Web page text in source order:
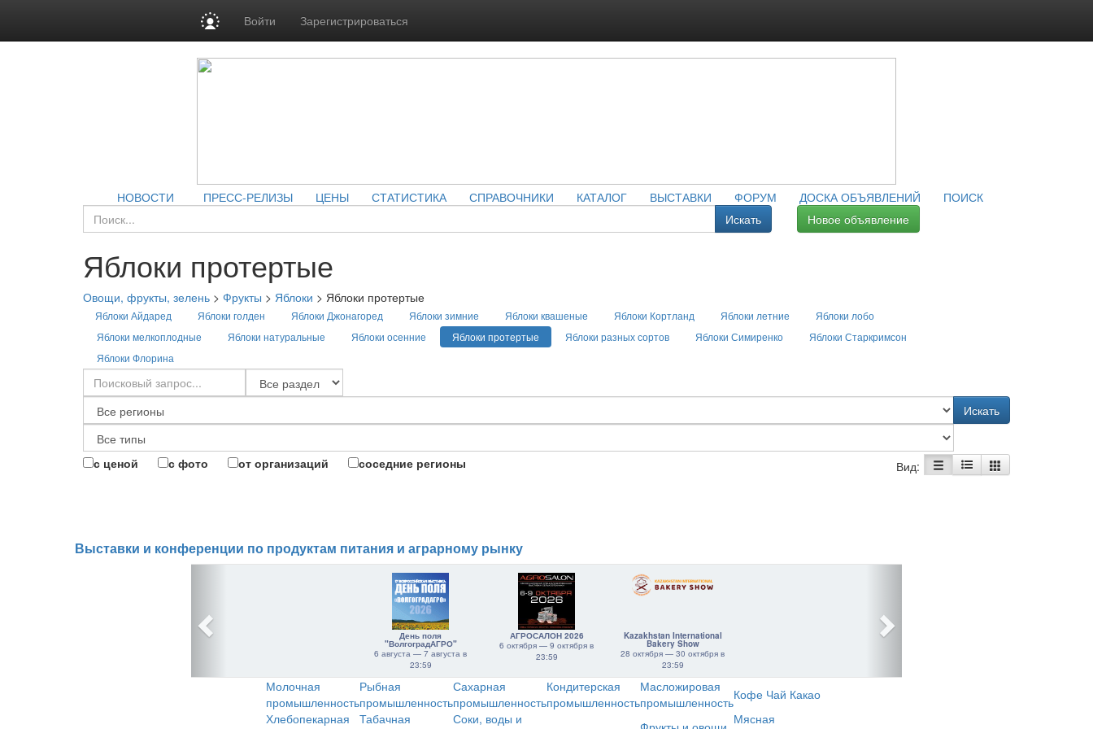
Войти Зарегистрироваться
НОВОСТИ ПРЕСС-РЕЛИЗЫ ЦЕНЫ СТАТИСТИКА СПРАВОЧНИКИ КАТАЛОГ ВЫСТАВКИ ФОРУМ ДОСКА ОБЪЯВЛЕНИЙ
ПОИСК
Искать
Новое объявление
Яблоки протертые
Овощи, фрукты, зелень > Фрукты > Яблоки > Яблоки протертые
Яблоки Айдаред Яблоки голден Яблоки Джонагоред Яблоки зимние Яблоки квашеные Яблоки Кортланд Яблоки летние
Яблоки лобо
Яблоки мелкоплодные
Яблоки натуральные Яблоки осенние Яблоки протертые Яблоки разных сортов Яблоки Симиренко
Яблоки Старкримсон
Яблоки Флорина
Искать
с ценой с фото от организаций соседние регионы Вид:
Выставки и конференции по продуктам питания и аграрному рынку
День поля
"ВолгоградАГРО"
6 августа — 7 августа в
23:59
АГРОСАЛОН 2026
6 октября — 9 октября в
23:59
Kazakhstan International
Bakery Show
28 октября — 30 октября в
23:59
Молочная
промышленность
Рыбная
промышленность
Сахарная
промышленность
Кондитерская
промышленность
Масложировая
промышленностьКофе Чай Какао
Хлебопекарная
Табачная
Соки, воды и
Мясная